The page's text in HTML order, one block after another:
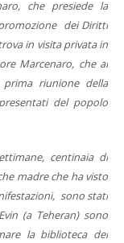
che presiede la
dei Diritti
in visita privata in
Marcenaro, che al
riunione della
del popolo
centinaia di
madre che ha visto
sono stati
(a Teheran) sono
la biblioteca del